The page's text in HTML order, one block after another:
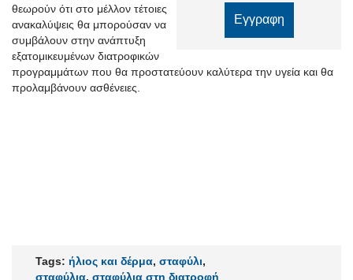
θεωρούν ότι στο μέλλον τέτοιες
ανακαλύψεις θα μπορούσαν να
συμβάλουν στην ανάπτυξη
εξατομικευμένων διατροφικών
προγραμμάτων που θα προστατεύουν καλύτερα την υγεία και θα
προλαμβάνουν ασθένειες.
Tags: ήλιος και δέρμα, σταφύλι,
σταφύλια, σταφύλια στη διατροφή